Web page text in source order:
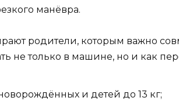
манёвра.
родители, которым важно
не только в машине, но и как
и детей до 13 кг;